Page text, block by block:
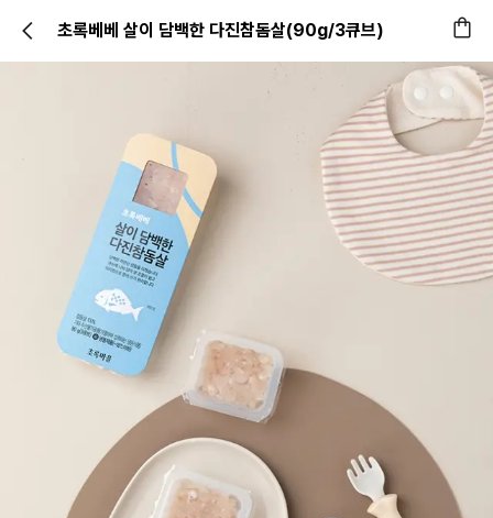
초록베베 살이 담백한 다진참돔살(90g/3큐브)